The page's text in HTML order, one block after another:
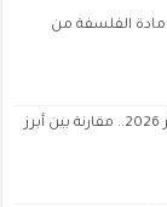
الفلسفة من
أفضل بنك لقرض السيارة في الجزائر 2026.. مقارنة بين أبرز